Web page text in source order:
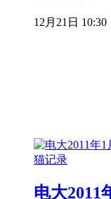
12月21日 10:30
电大2011